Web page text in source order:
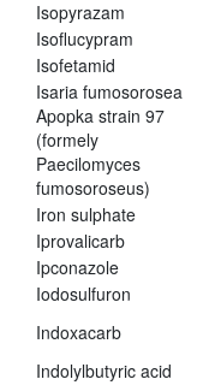
Isopyrazam
Isoflucypram
Isofetamid
Isaria fumosorosea
Apopka strain 97
(formely
Paecilomyces
fumosoroseus)
Iron sulphate
Iprovalicarb
Ipconazole
Iodosulfuron
Indoxacarb
Indolylbutyric acid